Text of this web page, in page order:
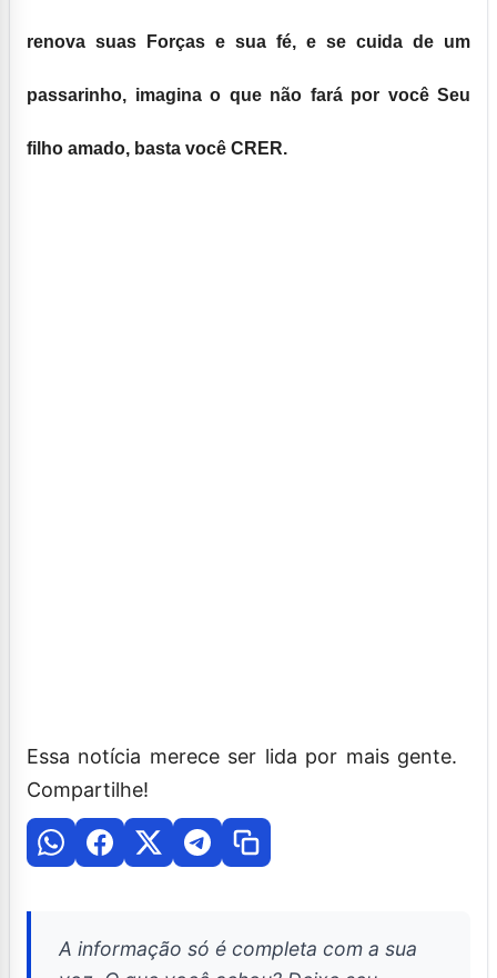
renova suas Forças e sua fé, e se cuida de um
passarinho, imagina o que não fará por você Seu
filho amado, basta você CRER.
Essa notícia merece ser lida por mais gente.
Compartilhe!
A informação só é completa com a sua